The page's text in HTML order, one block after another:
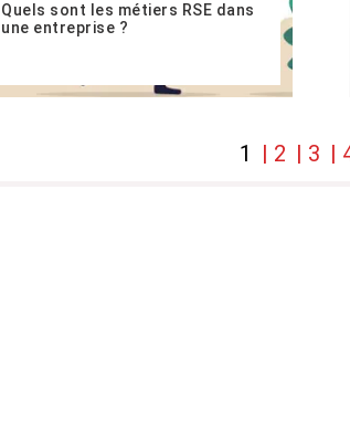
Quels sont les métiers RSE dans
une entreprise ?
conscience générale des enjeux
1 2 3